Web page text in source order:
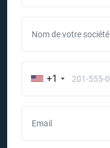
Nom de votre société
+1
Email